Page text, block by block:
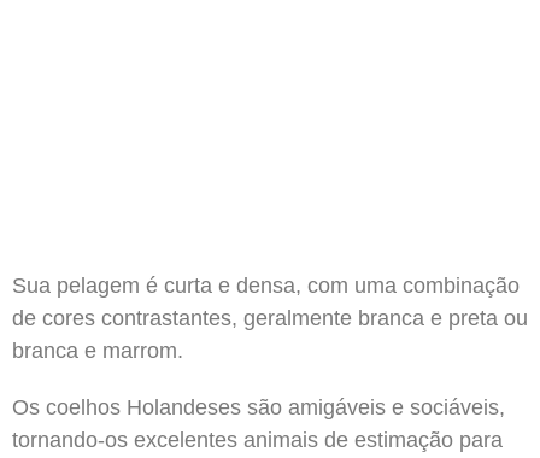
Sua pelagem é curta e densa, com uma combinação
de cores contrastantes, geralmente branca e preta ou
branca e marrom.
Os coelhos Holandeses são amigáveis e sociáveis,
tornando-os excelentes animais de estimação para